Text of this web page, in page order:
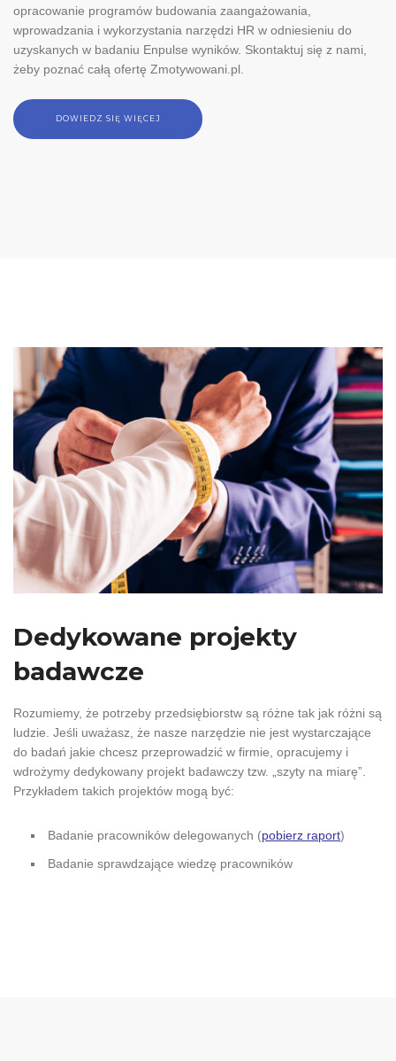
opracowanie programów budowania zaangażowania,
wprowadzania i wykorzystania narzędzi HR w odniesieniu do
uzyskanych w badaniu Enpulse wyników. Skontaktuj się z nami,
żeby poznać całą ofertę Zmotywowani.pl.
DOWIEDZ SIĘ WIĘCEJ
Dedykowane projekty
badawcze
Rozumiemy, że potrzeby przedsiębiorstw są różne tak jak różni są
ludzie. Jeśli uważasz, że nasze narzędzie nie jest wystarczające
do badań jakie chcesz przeprowadzić w firmie, opracujemy i
wdrożymy dedykowany projekt badawczy tzw. „szyty na miarę”.
Przykładem takich projektów mogą być:
Badanie pracowników delegowanych (pobierz raport)
Badanie sprawdzające wiedzę pracowników